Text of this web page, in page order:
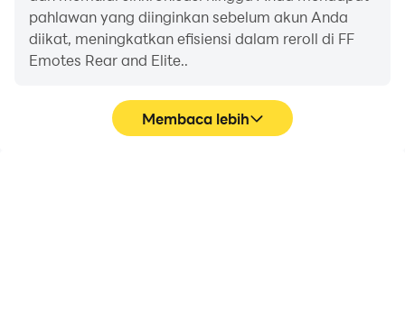
pahlawan yang diinginkan sebelum akun Anda
diikat, meningkatkan efisiensi dalam reroll di FF
Emotes Rear and Elite..
Membaca lebih